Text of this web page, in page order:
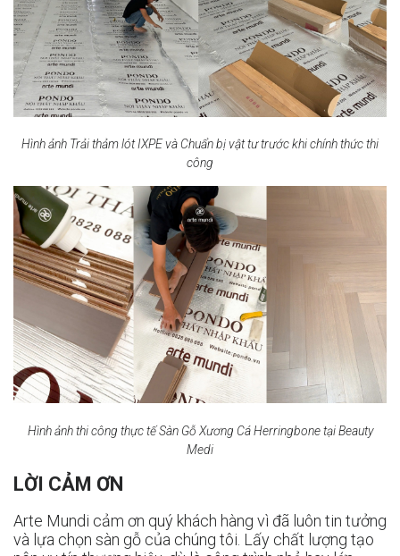
Hình ảnh Trải thảm lót IXPE và Chuẩn bị vật tư trước khi chính thức thi
công
Hình ảnh thi công thực tế Sàn Gỗ Xương Cá Herringbone tại Beauty
Medi
LỜI CẢM ƠN
Arte Mundi cảm ơn quý khách hàng vì đã luôn tin tưởng
và lựa chọn sàn gỗ của chúng tôi. Lấy chất lượng tạo